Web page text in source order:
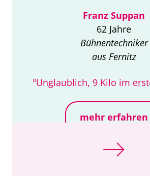
Franz Suppan
62 Jahre
Bühnentechniker
aus Fernitz
"Unglaublich, 9 Kilo im
mehr erfahren